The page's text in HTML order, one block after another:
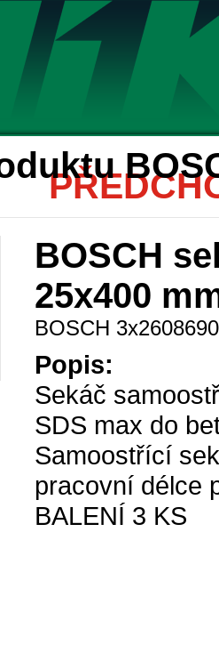
BOSCH
25x400
BOSCH
Popis:
Sekáč
SDS max do
Samoostřící
pracovní délce
BALENÍ 3 KS